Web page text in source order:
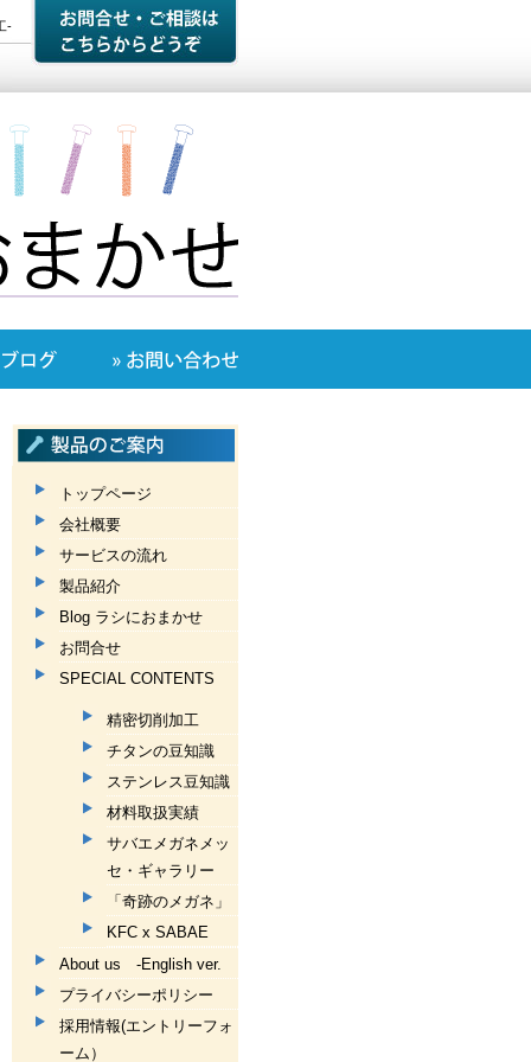
-
トップページ
会社概要
サービスの流れ
製品紹介
Blog ラシにおまかせ
お問合せ
SPECIAL CONTENTS
精密切削加工
チタンの豆知識
ステンレス豆知識
材料取扱実績
サバエメガネメッ
セ・ギャラリー
「奇跡のメガネ」
KFC x SABAE
About us -English ver.
プライバシーポリシー
採用情報(エントリーフォ
ーム）